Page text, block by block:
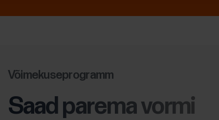
Võimekuseprogramm
Saad parema vormi